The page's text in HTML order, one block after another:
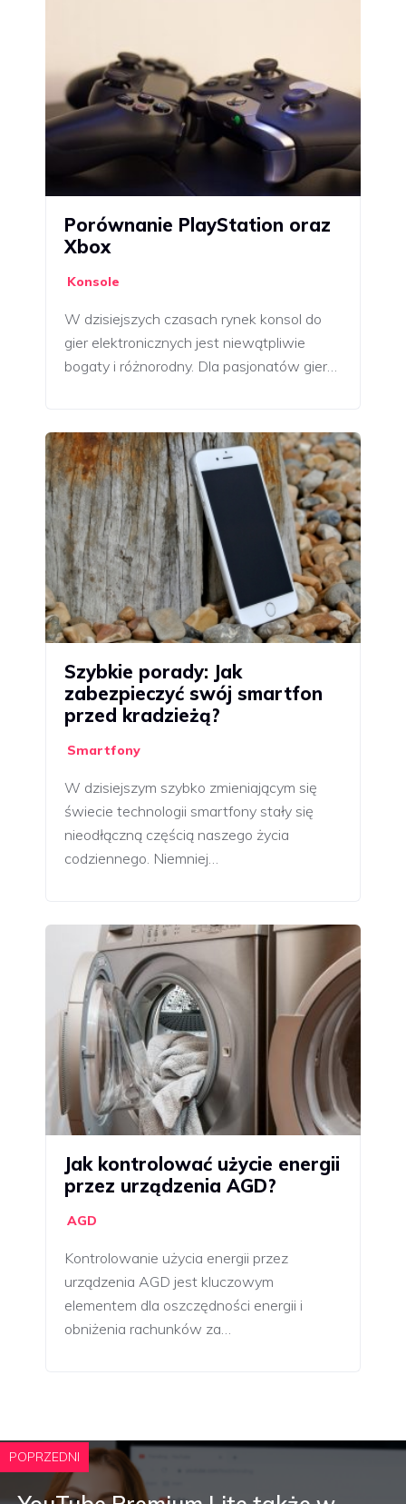
Porównanie PlayStation oraz
Xbox
Konsole
W dzisiejszych czasach rynek konsol do
gier elektronicznych jest niewątpliwie
bogaty i różnorodny. Dla pasjonatów gier…
Szybkie porady: Jak
zabezpieczyć swój smartfon
przed kradzieżą?
Smartfony
W dzisiejszym szybko zmieniającym się
świecie technologii smartfony stały się
nieodłączną częścią naszego życia
codziennego. Niemniej…
Jak kontrolować użycie energii
przez urządzenia AGD?
AGD
Kontrolowanie użycia energii przez
urządzenia AGD jest kluczowym
elementem dla oszczędności energii i
obniżenia rachunków za…
POPRZEDNI